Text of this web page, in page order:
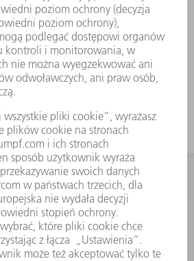
zapewnia szczególną
do detali typu U
pudełek należy
narzędzie o dużej
roboczej
KONTAKT
Zamiennych i Narzędzi
48225753936
8.00 - 17.00